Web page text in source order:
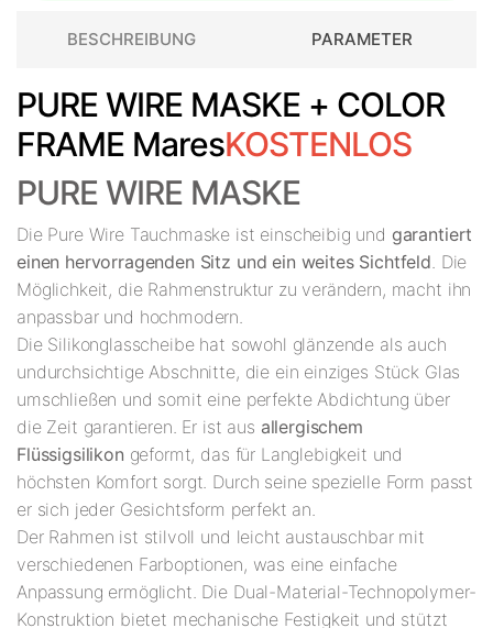
BESCHREIBUNG PARAMETER
PURE WIRE MASKE + COLOR
FRAME MaresKOSTENLOS
PURE WIRE MASKE
Die Pure Wire Tauchmaske ist einscheibig und garantiert
einen hervorragenden Sitz und ein weites Sichtfeld. Die
Möglichkeit, die Rahmenstruktur zu verändern, macht ihn
anpassbar und hochmodern.
Die Silikonglasscheibe hat sowohl glänzende als auch
undurchsichtige Abschnitte, die ein einziges Stück Glas
umschließen und somit eine perfekte Abdichtung über
die Zeit garantieren. Er ist aus allergischem
Flüssigsilikon geformt, das für Langlebigkeit und
höchsten Komfort sorgt. Durch seine spezielle Form passt
er sich jeder Gesichtsform perfekt an.
Der Rahmen ist stilvoll und leicht austauschbar mit
verschiedenen Farboptionen, was eine einfache
Anpassung ermöglicht. Die Dual-Material-Technopolymer-
Konstruktion bietet mechanische Festigkeit und stützt